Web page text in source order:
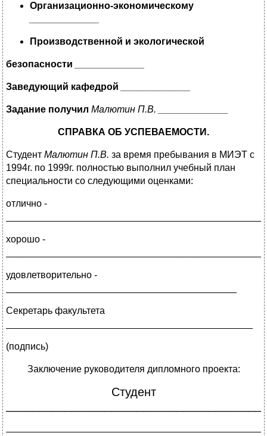
Организационно-экономическому
Производственной и экологической
безопасности
Заведующий кафедрой
Задание получил Малютин П.В. _____________
СПРАВКА ОБ УСПЕВАЕМОСТИ.
Студент Малютин П.В. за время пребывания в МИЭТ с
1994г. по 1999г. полностью выполнил учебный план
специальности со следующими оценками:
отлично -
хорошо -
удовлетворительно -
Секретарь факультета
(подпись)
Заключение руководителя дипломного проекта:
Студент